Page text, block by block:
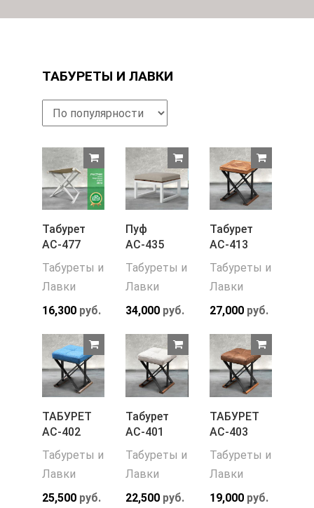
ТАБУРЕТЫ И ЛАВКИ
Табурет
АС-477
Табуреты и
Лавки
16,300 руб.
Пуф
АС-435
Табуреты и
Лавки
34,000 руб.
Табурет
АС-413
Табуреты и
Лавки
27,000руб.
ТАБУРЕТ
АС-402
Табуреты и
Лавки
25,500 руб.
Табурет
АС-401
Табуреты и
Лавки
22,500 руб.
ТАБУРЕТ
АС-403
Табуреты и
Лавки
19,000руб.